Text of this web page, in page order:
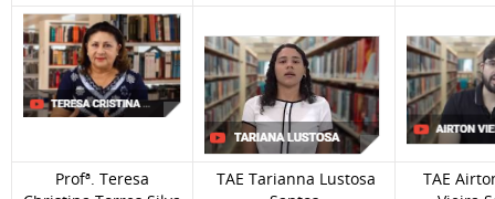
Profª. Teresa
TAE Tarianna Lustosa
TAE